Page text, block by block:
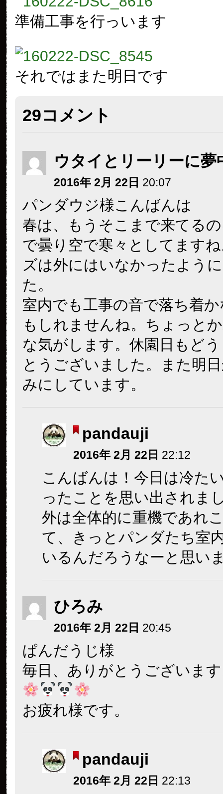
準備工事を行っいます
それではまた明日です
29コメント
ウタイとリーリーに夢
2016年 2月 22日 20:07
パンダウジ様こんばんは
春は、もうそこまで来てる
で曇り空で寒々としてます
ズは外にはいなかったよう
た。
室内でも工事の音で落ち着
もしれませんね。ちょっと
な気がします。休園日もど
とうございました。また明
みにしています。
pandauji
2016年 2月 22日 22:12
こんばんは！今日は冷た
ったことを思い出されま
外は全体的に重機であれ
て、きっとパンダたち室
いるんだろうなーと思い
ひろみ
2016年 2月 22日 20:45
ぱんだうじ様
毎日、ありがとうございま
お疲れ様です。
pandauji
2016年 2月 22日 22:13